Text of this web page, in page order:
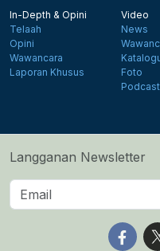
In-Depth & Opini
Telaah
Opini
Wawancara
Laporan Khusus
Video
News
Foto
Podcast
Langganan Newsletter